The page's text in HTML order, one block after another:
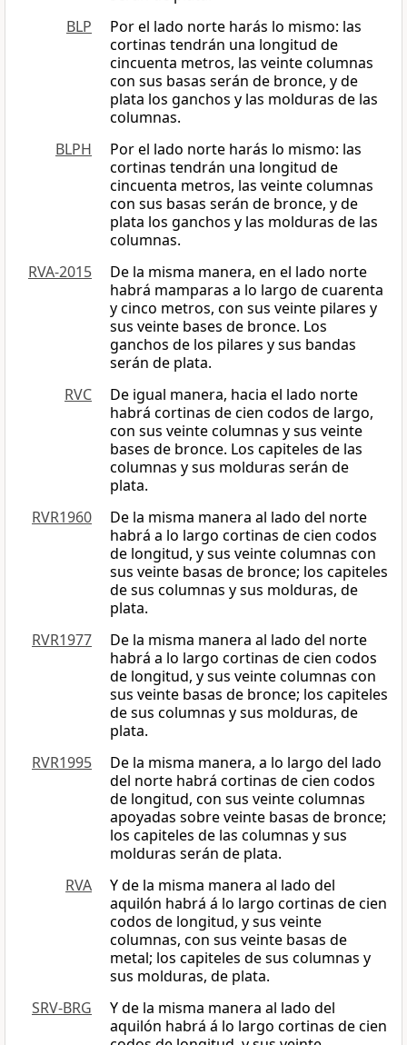
BLP
Por el lado norte harás lo mismo: las
cortinas tendrán una longitud de
cincuenta metros, las veinte columnas
con sus basas serán de bronce, y de
plata los ganchos y las molduras de las
columnas.
BLPH
Por el lado norte harás lo mismo: las
cortinas tendrán una longitud de
cincuenta metros, las veinte columnas
con sus basas serán de bronce, y de
plata los ganchos y las molduras de las
columnas.
RVA-2015
De la misma manera, en el lado norte
habrá mamparas a lo largo de cuarenta
y cinco metros, con sus veinte pilares y
sus veinte bases de bronce. Los
ganchos de los pilares y sus bandas
serán de plata.
RVC
De igual manera, hacia el lado norte
habrá cortinas de cien codos de largo,
con sus veinte columnas y sus veinte
bases de bronce. Los capiteles de las
columnas y sus molduras serán de
plata.
RVR1960
De la misma manera al lado del norte
habrá a lo largo cortinas de cien codos
de longitud, y sus veinte columnas con
sus veinte basas de bronce; los capiteles
de sus columnas y sus molduras, de
plata.
RVR1977
De la misma manera al lado del norte
habrá a lo largo cortinas de cien codos
de longitud, y sus veinte columnas con
sus veinte basas de bronce; los capiteles
de sus columnas y sus molduras, de
plata.
RVR1995
De la misma manera, a lo largo del lado
del norte habrá cortinas de cien codos
de longitud, con sus veinte columnas
apoyadas sobre veinte basas de bronce;
los capiteles de las columnas y sus
molduras serán de plata.
RVA
Y de la misma manera al lado del
aquilón habrá á lo largo cortinas de cien
codos de longitud, y sus veinte
columnas, con sus veinte basas de
metal; los capiteles de sus columnas y
sus molduras, de plata.
SRV-BRG
Y de la misma manera al lado del
aquilón habrá á lo largo cortinas de cien